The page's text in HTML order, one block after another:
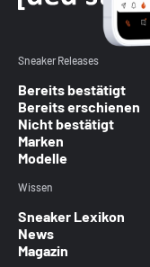
Sneaker Releases
Bereits bestätigt
Bereits erschienen
Nicht bestätigt
Marken
Modelle
Wissen
Sneaker Lexikon
News
Magazin